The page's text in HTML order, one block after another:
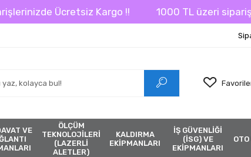
Ücretsiz Kargo !! 1000 TL üzeri
VE
ÖLÇÜM
TEKNOLOJİLERİ
(LAZERLİ
ALETLER)
KALDIRMA
EKİPMANLARI
İŞ GÜVENLİĞİ
(İSG) VE
EKİPMANLARI